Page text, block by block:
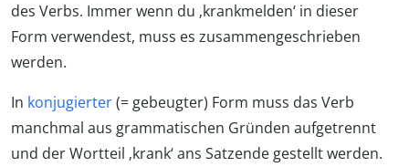
des Verbs. Immer wenn du ‚krankmelden‘ in dieser
Form verwendest, muss es zusammengeschrieben
werden.
In konjugierter(= gebeugter) Form muss das Verb
manchmal aus grammatischen Gründen aufgetrennt
und der Wortteil ‚krank‘ ans Satzende gestellt werden.